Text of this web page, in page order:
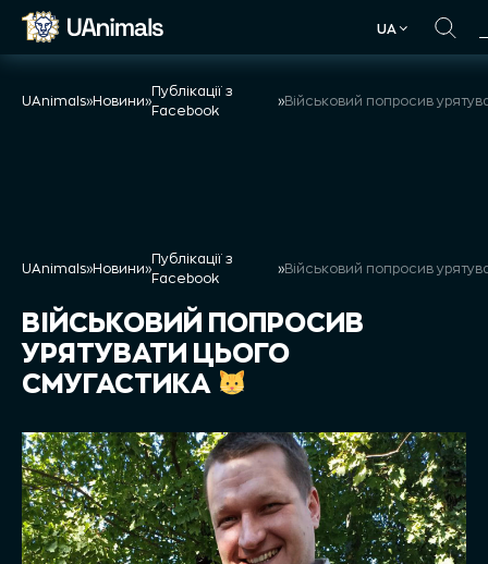
Skip
UA
UAnimals»Новини»
Публікації з
Facebook
»
UAnimals»Новини»
Публікації з
Facebook
»
ВІЙСЬКОВИЙ ПОПРОСИВ
УРЯТУВАТИ ЦЬОГО
СМУГАСТИКА